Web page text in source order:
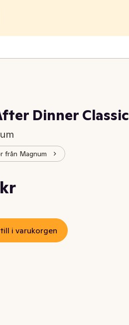
Dinner Classic
från Magnum
är: 53,90 kr
kr /st
i varukorgen